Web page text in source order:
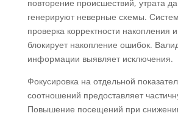
повторение происшествий, утрата
генерируют неверные схемы.
проверка корректности накопления
блокирует накопление ошибок.
информации выявляет исключения.
Фокусировка на отдельной
соотношений предоставляет
Повышение посещений при